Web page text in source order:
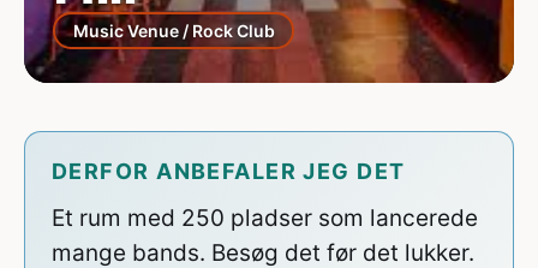
Music Venue / Rock Club
DERFOR ANBEFALER JEG DET
Et rum med 250 pladser som lancerede
mange bands. Besøg det før det lukker.